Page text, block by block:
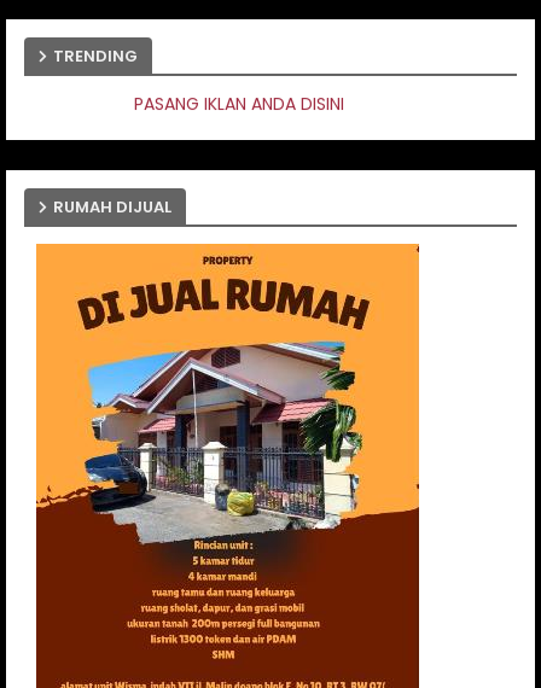
TRENDING
ANDA DISINI
RUMAH DIJUAL